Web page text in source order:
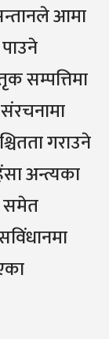
आमा
सम्पत्तिमा
गराउने
अन्त्यका
समेत